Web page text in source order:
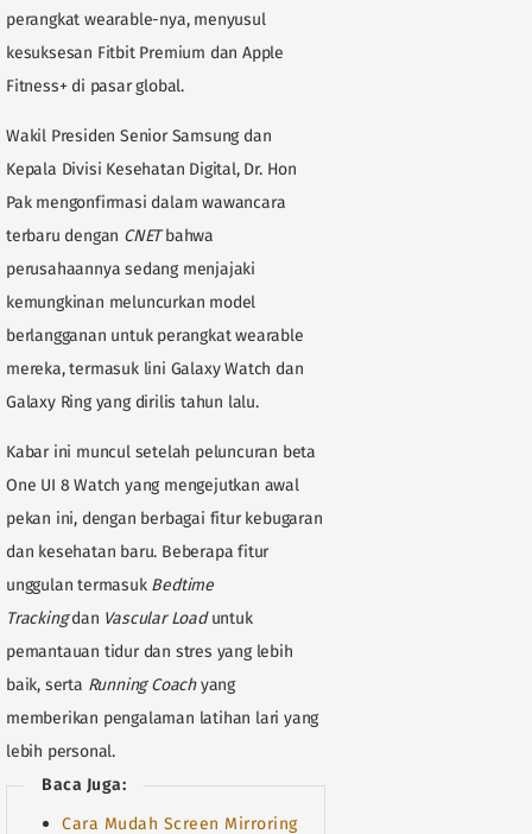
perangkat wearable-nya, menyusul
kesuksesan Fitbit Premium dan Apple
Fitness+ di pasar global.
Wakil Presiden Senior Samsung dan
Kepala Divisi Kesehatan Digital, Dr. Hon
Pak mengonfirmasi dalam wawancara
terbaru dengan CNETbahwa
perusahaannya sedang menjajaki
kemungkinan meluncurkan model
berlangganan untuk perangkat wearable
mereka, termasuk lini Galaxy Watch dan
Galaxy Ring yang dirilis tahun lalu.
Kabar ini muncul setelah peluncuran beta
One UI 8 Watch yang mengejutkan awal
pekan ini, dengan berbagai fitur kebugaran
dan kesehatan baru. Beberapa fitur
unggulan termasuk Bedtime
Trackingdan Vascular Loaduntuk
pemantauan tidur dan stres yang lebih
baik, serta Running Coachyang
memberikan pengalaman latihan lari yang
lebih personal.
Baca Juga:
Cara Mudah Screen Mirroring